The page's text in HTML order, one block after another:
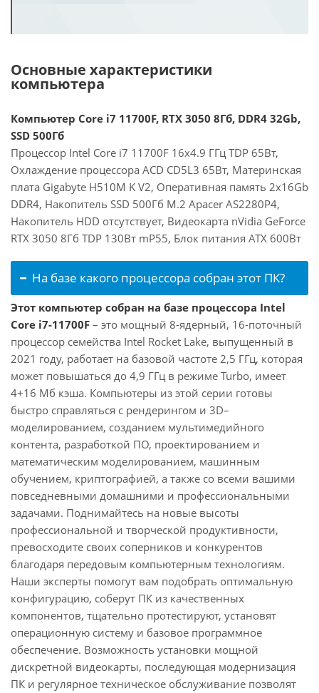
Основные характеристики
компьютера
Компьютер Core i7 11700F, RTX 3050 8Гб, DDR4 32Gb,
SSD 500Гб
Процессор Intel Core i7 11700F 16x4.9 ГГц TDP 65Вт,
Охлаждение процессора ACD CD5L3 65Вт, Материнская
плата Gigabyte H510M K V2, Оперативная память 2x16Gb
DDR4, Накопитель SSD 500Гб M.2 Apacer AS2280P4,
Накопитель HDD отсутствует, Видеокарта nVidia GeForce
RTX 3050 8Гб TDP 130Вт mP55, Блок питания ATX 600Вт
На базе какого процессора собран этот ПК?
Этот компьютер собран на базе процессора Intel
Core i7-11700F – это мощный 8-ядерный, 16-поточный
процессор семейства Intel Rocket Lake, выпущенный в
2021 году, работает на базовой частоте 2,5 ГГц, которая
может повышаться до 4,9 ГГц в режиме Turbo, имеет
4+16 Мб кэша. Компьютеры из этой серии готовы
быстро справляться с рендерингом и 3D–
моделированием, созданием мультимедийного
контента, разработкой ПО, проектированием и
математическим моделированием, машинным
обучением, криптографией, а также со всеми вашими
повседневными домашними и профессиональными
задачами. Поднимайтесь на новые высоты
профессиональной и творческой продуктивности,
превосходите своих соперников и конкурентов
благодаря передовым компьютерным технологиям.
Наши эксперты помогут вам подобрать оптимальную
конфигурацию, соберут ПК из качественных
компонентов, тщательно протестируют, установят
операционную систему и базовое программное
обеспечение. Возможность установки мощной
дискретной видеокарты, последующая модернизация
ПК и регулярное техническое обслуживание позволят